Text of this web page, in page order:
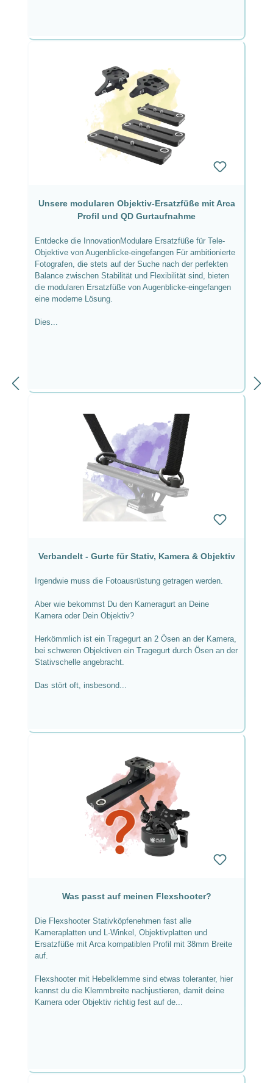
Unsere modularen Objektiv-Ersatzfüße mit Arca
Profil und QD Gurtaufnahme
Entdecke die InnovationModulare Ersatzfüße für Tele-
Objektive von Augenblicke-eingefangen Für ambitionierte
Fotografen, die stets auf der Suche nach der perfekten
Balance zwischen Stabilität und Flexibilität sind, bieten
die modularen Ersatzfüße von Augenblicke-eingefangen
eine moderne Lösung.
Dies...
Verbandelt - Gurte für Stativ, Kamera & Objektiv
Irgendwie muss die Fotoausrüstung getragen werden.
Aber wie bekommst Du den Kameragurt an Deine
Kamera oder Dein Objektiv?
Herkömmlich ist ein Tragegurt an 2 Ösen an der Kamera,
bei schweren Objektiven ein Tragegurt durch Ösen an der
Stativschelle angebracht.
Das stört oft, insbesond...
Was passt auf meinen Flexshooter?
Die Flexshooter Stativköpfenehmen fast alle
Kameraplatten und L-Winkel, Objektivplatten und
Ersatzfüße mit Arca kompatiblen Profil mit 38mm Breite
auf.
Flexshooter mit Hebelklemme sind etwas toleranter, hier
kannst du die Klemmbreite nachjustieren, damit deine
Kamera oder Objektiv richtig fest auf de...